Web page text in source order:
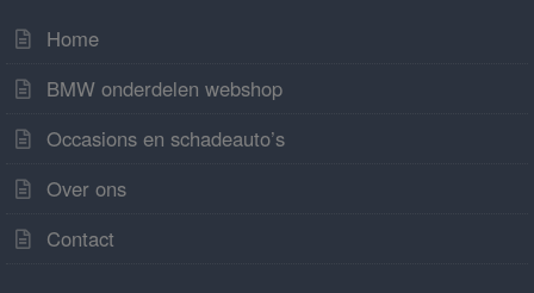
Home
BMW onderdelen webshop
Occasions en schadeauto’s
Over ons
Contact